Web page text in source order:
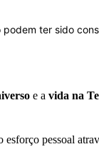
podem ter sido
e a vida na
esforço pessoal